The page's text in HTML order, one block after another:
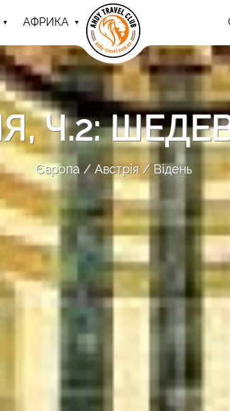
АФРИКА
Ч.2:
Європа Австрія Відень